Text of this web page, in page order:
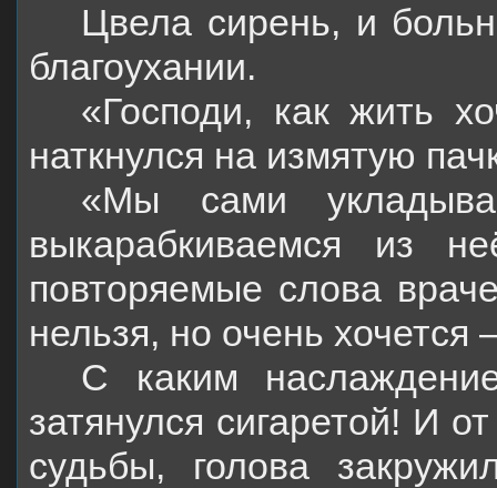
Цвела сирень, и
благоухании.
«Господи, как жить
наткнулся на измятую
«Мы сами
выкарабкиваемся из
повторяемые слова
нельзя, но очень хочется
С каким
затянулся сигаретой! И
судьбы, голова